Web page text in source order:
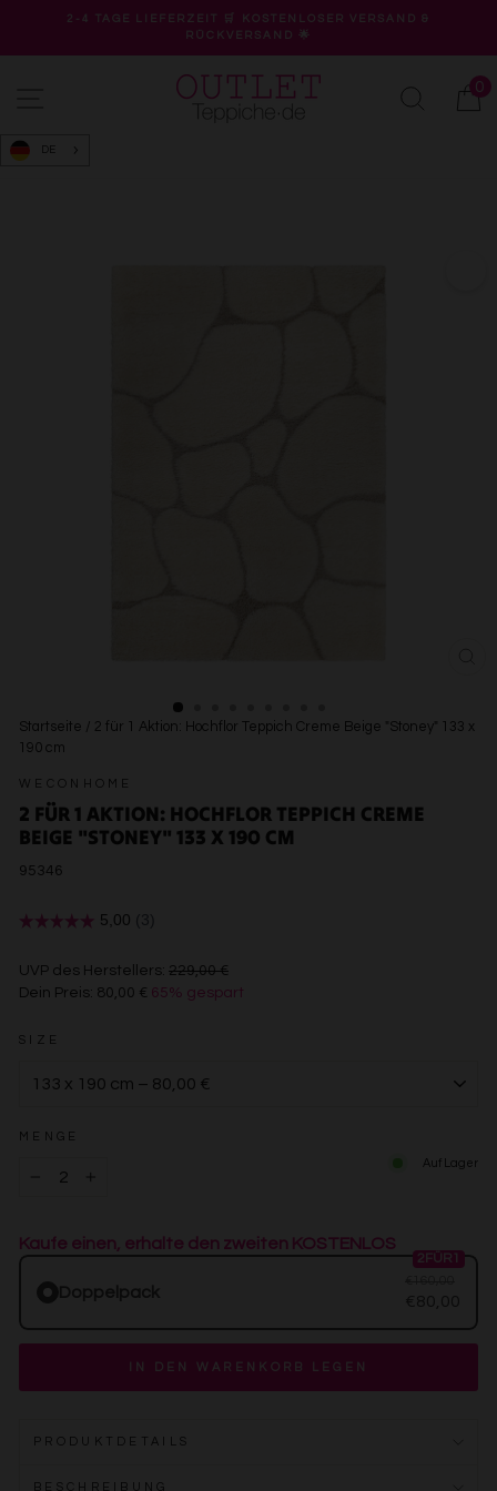
Inhalt
Pause
2-4 TAGE LIEFERZEIT 🛒 KOSTENLOSER VERSAND &
RÜCKVERSAND 🌟
Suche0
Startseite / 2 für 1 Aktion: Hochflor Teppich Creme Beige "Stoney" 133 x
190 cm
WECONHOME
2 FÜR 1 AKTION: HOCHFLOR TEPPICH CREME
BEIGE "STONEY" 133 X 190 CM
95346
UVP des Herstellers: 229,00 €€229,00
Dein Preis: 80,00 € 65% gespart
SIZE
MENGE
Auf Lager
Kaufe einen, erhalte den zweiten KOSTENLOS
2FÜR1
IN DEN WARENKORB LEGEN
PRODUKTDETAILS
BESCHREIBUNG